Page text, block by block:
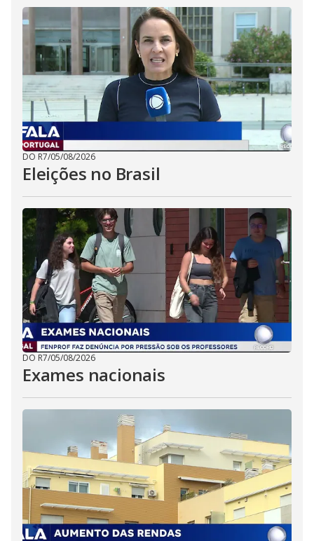
DO R7/05/08/2026
Eleições no Brasil
DO R7/05/08/2026
Exames nacionais